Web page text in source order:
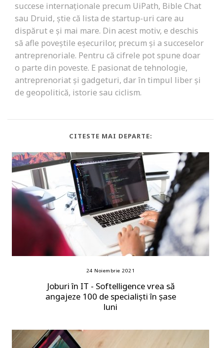
succese internaționale precum UiPath, Bible Chat
sau Druid, știe că lista de startup-uri care au
dispărut e și mai mare. Din acest motiv, e deschis
să afle poveștile eșecurilor, precum și a succeselor
antreprenoriale. Pentru că cifrele pot spune doar
o parte din poveste. E pasionat de tehnologie,
antreprenoriat și gadgeturi, dar în timpul liber și
de geopolitică, istorie sau ciclism.
CITESTE MAI DEPARTE:
24 Noiembrie 2021
Joburi în IT - Softelligence vrea să
angajeze 100 de specialiști în șase
luni